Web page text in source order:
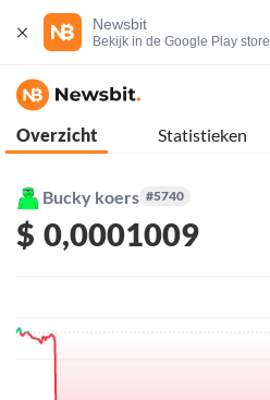
Newsbit
Bekijk in de Google Play store
Overzicht Statistieken
Bucky koers #5740
$ 0,0001009